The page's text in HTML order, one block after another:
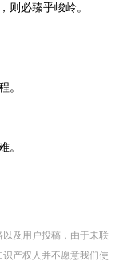
则必臻乎峻岭。
。
。
及用户投稿，由于未联
产权人并不愿意我们使